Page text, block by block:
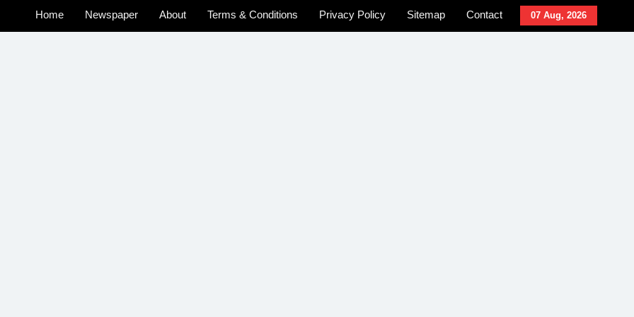
07 Aug, 2026
Home Newspaper About Terms & Conditions Privacy Policy Sitemap
Contact